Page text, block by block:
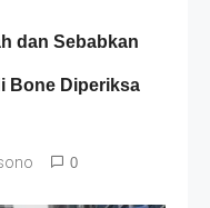
dan Sebabkan
Bone Diperiksa
0